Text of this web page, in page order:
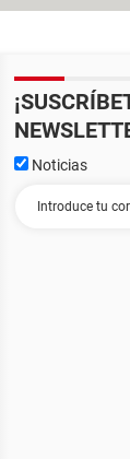
Noticias